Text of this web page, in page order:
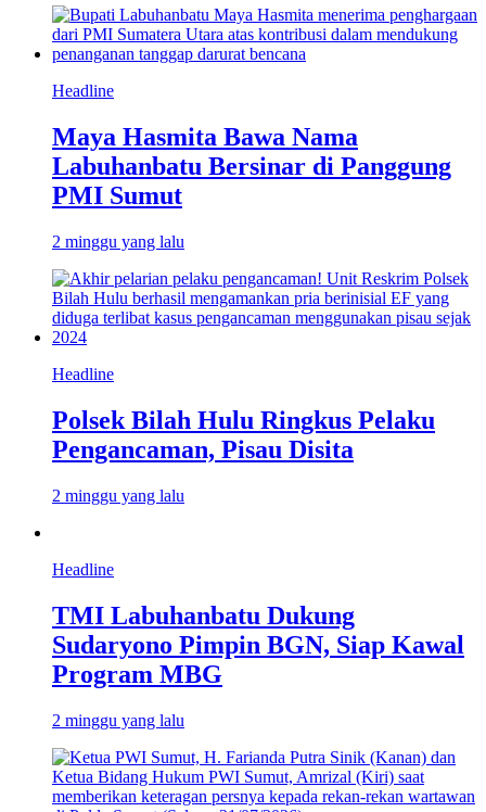
Headline
Maya Hasmita Bawa Nama
Labuhanbatu Bersinar di Panggung
PMI Sumut
2 minggu yang lalu
Headline
Polsek Bilah Hulu Ringkus Pelaku
Pengancaman, Pisau Disita
2 minggu yang lalu
Headline
TMI Labuhanbatu Dukung
Sudaryono Pimpin BGN, Siap Kawal
Program MBG
2 minggu yang lalu